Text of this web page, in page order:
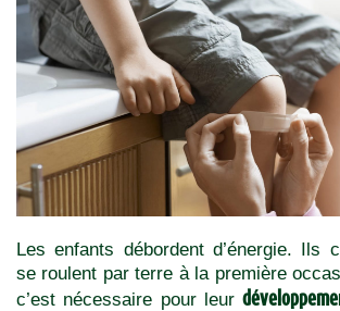
Les enfants débordent d’énergie. Ils
se roulent par terre à la première
c’est nécessaire pour leur